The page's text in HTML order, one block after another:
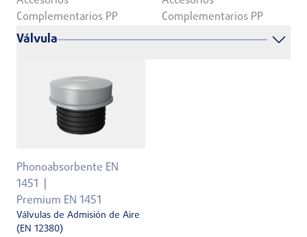
Complementarios PP
Complementarios PP
Válvula
Phonoabsorbente EN
1451
Premium EN 1451
Válvulas de Admisión de Aire
(EN 12380)